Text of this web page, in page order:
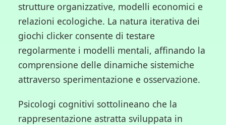
strutture organizzative, modelli economici e
relazioni ecologiche. La natura iterativa dei
giochi clicker consente di testare
regolarmente i modelli mentali, affinando la
comprensione delle dinamiche sistemiche
attraverso sperimentazione e osservazione.
Psicologi cognitivi sottolineano che la
rappresentazione astratta sviluppata in